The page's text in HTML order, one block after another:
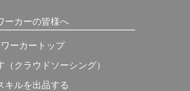
ーカーの皆様へ
ワーカートップ
（クラウドソーシング）
キルを出品する